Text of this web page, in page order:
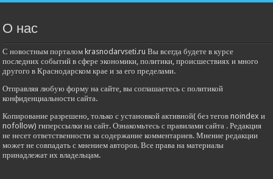
О нас
С новостным порталом krasnodarvseti.ru Вы всегда будете в курсе
последних событий в сфере экономики, политики, происшествиях и много
другого в Краснодарском крае и за его пределами.
Отправляя любую форму на сайте, вы соглашаетесь с политикой
конфиденциальности сайта.
Копирование разрешено, только с установкой активной( без тегов noindex и
nofollow) гиперссылки на сайт. Ознакомьтесь с правилами сайта . Редакция
не несет ответственности за содержание комментариев. Мнение редакции
может не совпадать с мнением авторов. Все права на материалы
принадлежат их владельцам.